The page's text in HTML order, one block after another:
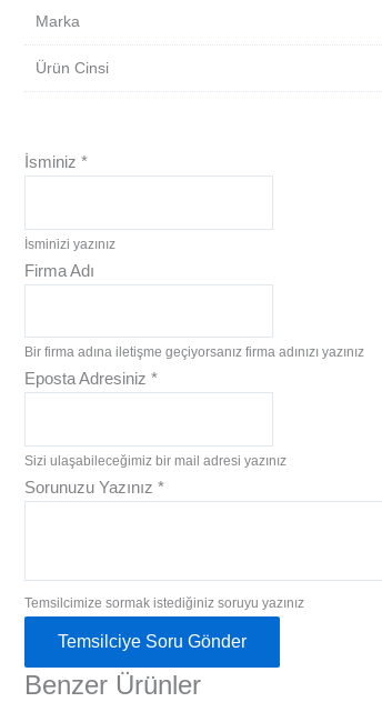
Marka
Ürün Cinsi
İsminiz *
İsminizi yazınız
Firma Adı
Bir firma adına iletişme geçiyorsanız firma adınızı yazınız
Eposta Adresiniz *
Sizi ulaşabileceğimiz bir mail adresi yazınız
Sorunuzu Yazınız *
Temsilcimize sormak istediğiniz soruyu yazınız
Temsilciye Soru Gönder
Benzer Ürünler